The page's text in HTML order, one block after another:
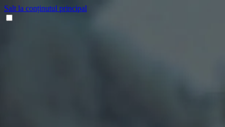
Salt la conținutul principal